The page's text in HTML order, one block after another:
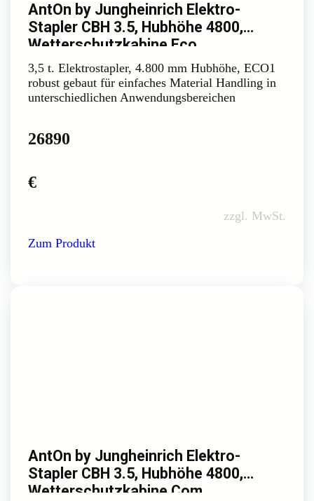
AntOn by Jungheinrich Elektro-
Stapler CBH 3.5, Hubhöhe 4800,
Wetterschutzkabine Eco
3,5 t. Elektrostapler, 4.800 mm Hubhöhe, ECO1
robust gebaut für einfaches Material Handling in
unterschiedlichen Anwendungsbereichen
26890
€
zzgl. MwSt.
Zum Produkt
AntOn by Jungheinrich Elektro-
Stapler CBH 3.5, Hubhöhe 4800,
Wetterschutzkabine Com